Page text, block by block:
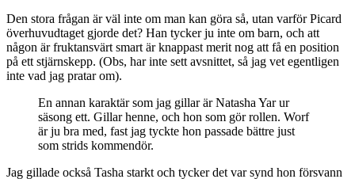
Den stora frågan är väl inte om man kan göra så, utan varför Picard
överhuvudtaget gjorde det? Han tycker ju inte om barn, och att
någon är fruktansvärt smart är knappast merit nog att få en position
på ett stjärnskepp. (Obs, har inte sett avsnittet, så jag vet egentligen
inte vad jag pratar om).
En annan karaktär som jag gillar är Natasha Yar ur
säsong ett. Gillar henne, och hon som gör rollen. Worf
är ju bra med, fast jag tyckte hon passade bättre just
som strids kommendör.
Jag gillade också Tasha starkt och tycker det var synd hon försvann